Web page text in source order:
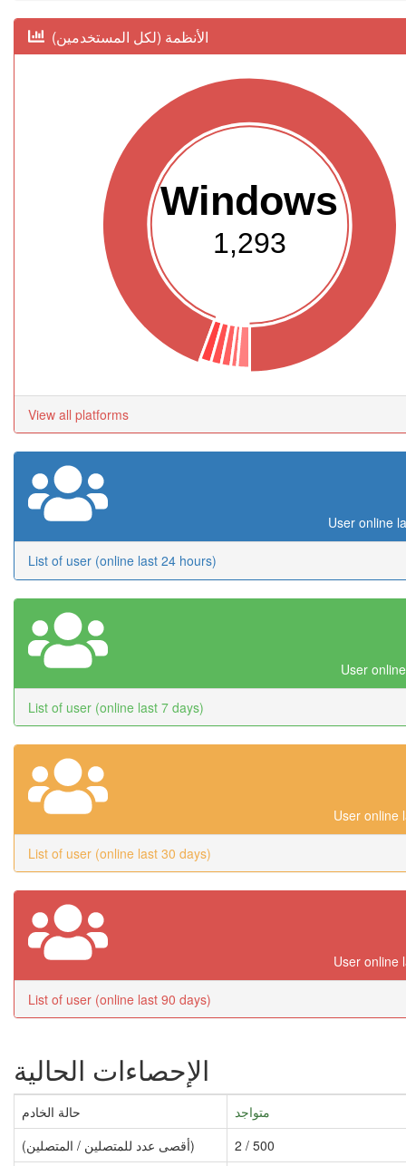
(الأنظمة (لكل المستخدمين
Windows
1,293
View all platforms
User online
List of user (online last 24 hours)
User
List of user (online last 7 days)
User online
List of user (online last 30 days)
User online
List of user (online last 90 days)
الإحصاءات الحالية
حالة الخادم
متواجد
(أقصى عدد للمتصلين / المتصلين)
2 / 500